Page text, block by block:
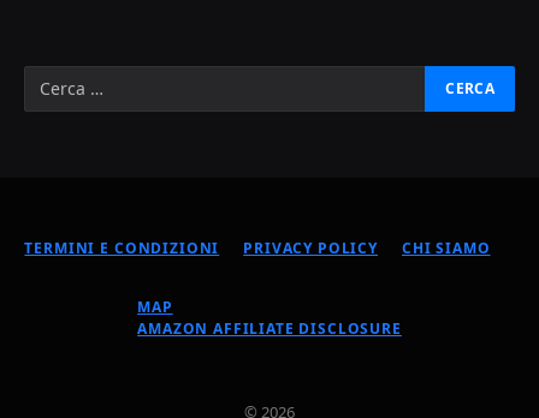
TERMINI E CONDIZIONI PRIVACY POLICY CHI SIAMO
MAP
AMAZON AFFILIATE DISCLOSURE
© 2026